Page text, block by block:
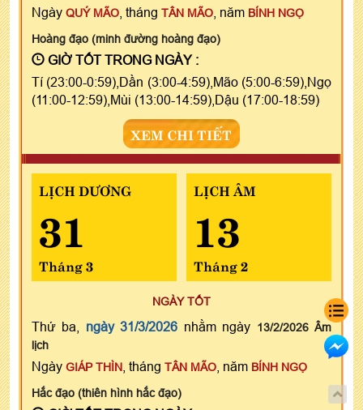
Ngày QUÝ MÃO , tháng TÂN MÃO , năm BÍNH NGỌ
Hoàng đạo (minh đường hoàng đạo)
GIỜ TỐT TRONG NGÀY :
Tí (23:00-0:59),Dần (3:00-4:59),Mão (5:00-6:59),Ngọ
(11:00-12:59),Mùi (13:00-14:59),Dậu (17:00-18:59)
XEM CHI TIẾT
LỊCH DƯƠNG
31
Tháng 3
LỊCH ÂM
13
Tháng 2
NGÀY TỐT
Thứ ba, ngày 31/3/2026 nhằm ngày 13/2/2026 Âm
lịch
Ngày GIÁP THÌN , tháng TÂN MÃO , năm BÍNH NGỌ
Hắc đạo (thiên hình hắc đạo)